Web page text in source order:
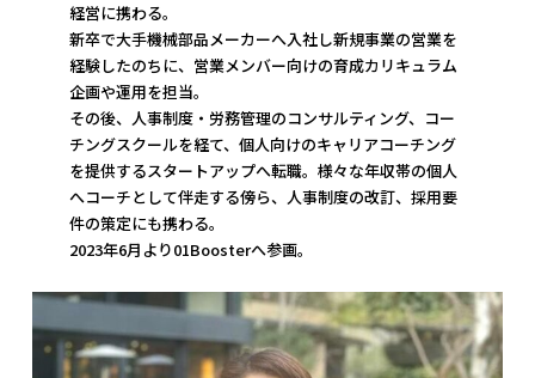
経営に携わる。
新卒で大手機械部品メーカーへ入社し新規事業の営業を
経験したのちに、営業メンバー向けの育成カリキュラム
企画や運用を担当。
その後、人事制度・労務管理のコンサルティング、コー
チングスクールを経て、個人向けのキャリアコーチング
を提供するスタートアップへ転職。様々な年収帯の個人
へコーチとして伴走する傍ら、人事制度の改訂、採用要
件の策定にも携わる。
2023年6月より01Boosterへ参画。